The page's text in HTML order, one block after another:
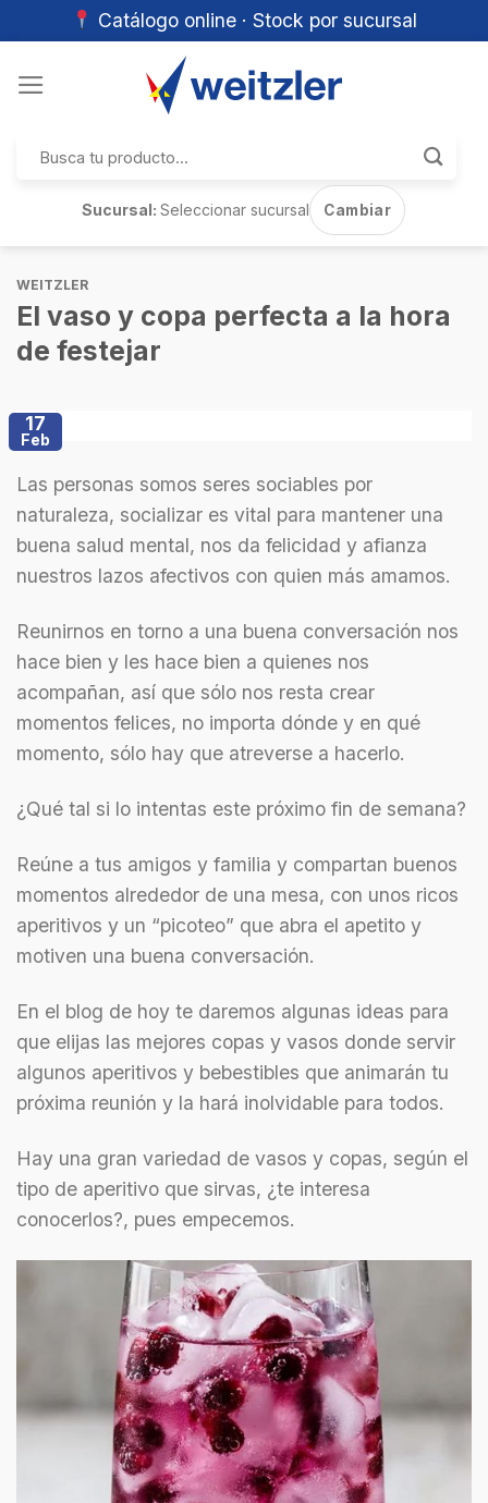
Catálogo online · Stock por sucursal
por:
Sucursal:Seleccionar sucursal Cambiar
WEITZLER
El vaso y copa perfecta a la hora
de festejar
17
Feb
Las personas somos seres sociables por
naturaleza, socializar es vital para mantener una
buena salud mental, nos da felicidad y afianza
nuestros lazos afectivos con quien más amamos.
Reunirnos en torno a una buena conversación nos
hace bien y les hace bien a quienes nos
acompañan, así que sólo nos resta crear
momentos felices, no importa dónde y en qué
momento, sólo hay que atreverse a hacerlo.
¿Qué tal si lo intentas este próximo fin de semana?
Reúne a tus amigos y familia y compartan buenos
momentos alrededor de una mesa, con unos ricos
aperitivos y un “picoteo” que abra el apetito y
motiven una buena conversación.
En el blog de hoy te daremos algunas ideas para
que elijas las mejores copas y vasos donde servir
algunos aperitivos y bebestibles que animarán tu
próxima reunión y la hará inolvidable para todos.
Hay una gran variedad de vasos y copas, según el
tipo de aperitivo que sirvas, ¿te interesa
conocerlos?, pues empecemos.